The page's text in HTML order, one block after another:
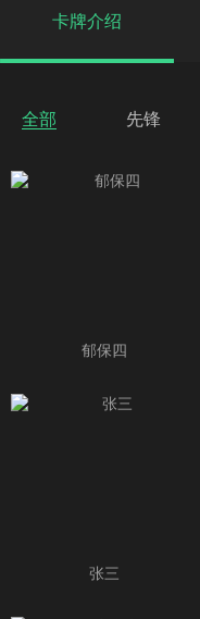
卡牌介绍
全部 先锋
郁保四
张三